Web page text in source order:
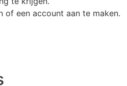
of een account aan te maken.